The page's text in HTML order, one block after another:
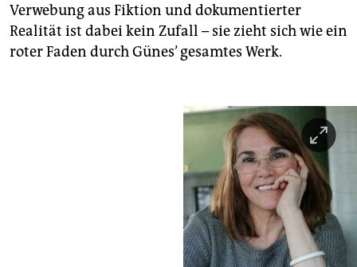
Verwebung aus Fiktion und dokumentierter
Realität ist dabei kein Zufall – sie zieht sich wie ein
roter Faden durch Günes’ gesamtes Werk.